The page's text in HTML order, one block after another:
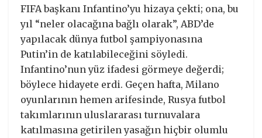
FIFA başkanı Infantino’yu hizaya çekti; ona, bu
yıl “neler olacağına bağlı olarak”, ABD’de
yapılacak dünya futbol şampiyonasına
Putin’in de katılabileceğini söyledi.
Infantino’nun yüz ifadesi görmeye değerdi;
böylece hidayete erdi. Geçen hafta, Milano
oyunlarının hemen arifesinde, Rusya futbol
takımlarının uluslararası turnuvalara
katılmasına getirilen yasağın hiçbir olumlu